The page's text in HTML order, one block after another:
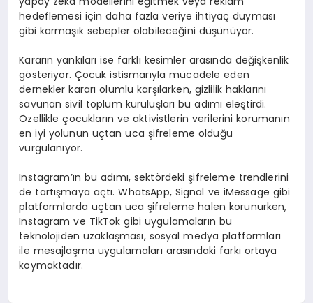
hedeflemesi için daha fazla veriye ihtiyaç duyması
gibi karmaşık sebepler olabileceğini düşünüyor.
Kararın yankıları ise farklı kesimler arasında değişkenlik
gösteriyor. Çocuk istismarıyla mücadele eden
dernekler kararı olumlu karşılarken, gizlilik haklarını
savunan sivil toplum kuruluşları bu adımı eleştirdi.
Özellikle çocukların ve aktivistlerin verilerini korumanın
en iyi yolunun uçtan uca şifreleme olduğu
vurgulanıyor.
Instagram’ın bu adımı, sektördeki şifreleme trendlerini
de tartışmaya açtı. WhatsApp, Signal ve iMessage gibi
platformlarda uçtan uca şifreleme halen korunurken,
Instagram ve TikTok gibi uygulamaların bu
teknolojiden uzaklaşması, sosyal medya platformları
ile mesajlaşma uygulamaları arasındaki farkı ortaya
koymaktadır.